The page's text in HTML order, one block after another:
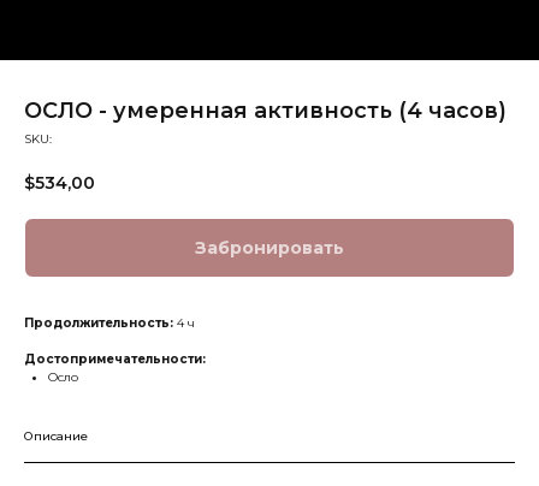
ОСЛО - умеренная активность (4 часов)
SKU:
$534,00
Забронировать
Продолжительность: 4 ч
Достопримечательности:
Осло
Описание